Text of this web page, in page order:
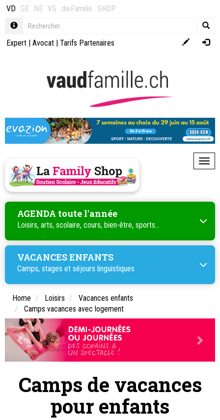
VD GE NE VS dieFamilie SHOP
Expert | Avocat | Tarifs Partenaires
AGENDA toute l'année
Loisirs, arts, scolaire, cours, bien-être, sports...
VACANCES ENFANTS
Camps, stages et séjours linguistiques
Home Loisirs
Vacances enfants
Camps vacances avec logement
Camps de vacances
pour enfants